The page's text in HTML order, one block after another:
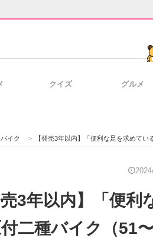
クイズ グルメ
バイク > 【発売3年以内】「便利な足を求めている人向け原付二種バイク（51〜
売3年以内】「便
二種バイク（51